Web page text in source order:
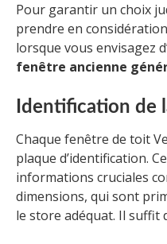
Pour garantir un choix
prendre en
lorsque vous envisagez
fenêtre ancienne
Identification de
Chaque fenêtre de toit
plaque d’identification.
informations cruciales
dimensions, qui sont
le store adéquat. Il suffit